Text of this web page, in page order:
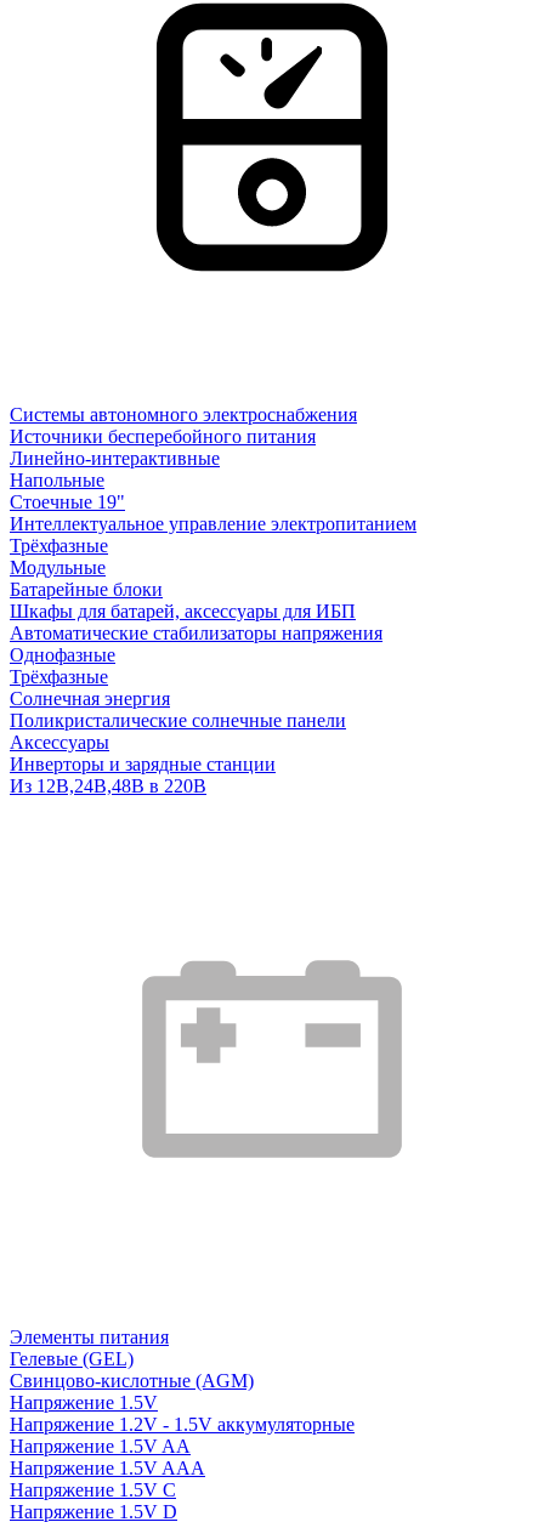
Системы автономного электроснабжения
Источники бесперебойного питания
Линейно-интерактивные
Напольные
Стоечные 19"
Интеллектуальное управление электропитанием
Трёхфазные
Модульные
Батарейные блоки
Шкафы для батарей, аксессуары для ИБП
Автоматические стабилизаторы напряжения
Однофазные
Трёхфазные
Солнечная энергия
Поликристалические солнечные панели
Аксессуары
Инверторы и зарядные станции
Из 12В,24В,48В в 220В
Элементы питания
Гелевые (GEL)
Свинцово-кислотные (AGM)
Напряжение 1.5V
Напряжение 1.2V - 1.5V аккумуляторные
Напряжение 1.5V AA
Напряжение 1.5V AAA
Напряжение 1.5V C
Напряжение 1.5V D